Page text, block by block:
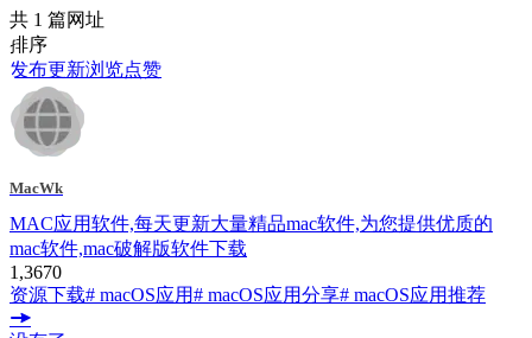
共 1 篇网址
排序
发布更新浏览点赞
MacWk
MAC应用软件,每天更新大量精品mac软件,为您提供优质的
mac软件,mac破解版软件下载
1,3670
资源下载# macOS应用# macOS应用分享# macOS应用推荐